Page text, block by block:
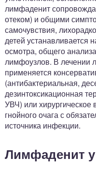
лимфаденит
отеком) и общими
самочувствия,
детей устанавливается
осмотра, общего
лимфоузлов. В лечении
применяется
(антибактериальная,
дезинтоксикационная
УВЧ) или хирургическое
гнойного очага с
источника инфекции.
Лимфаденит